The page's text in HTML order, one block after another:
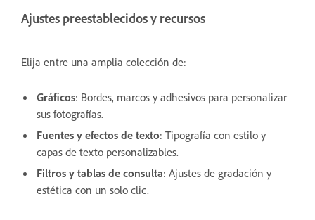
Ajustes preestablecidos y recursos
Elija entre una amplia colección de:
Gráficos: Bordes, marcos y adhesivos para personalizar
sus fotografías.
Fuentes y efectos de texto: Tipografía con estilo y
capas de texto personalizables.
Filtros y tablas de consulta: Ajustes de gradación y
estética con un solo clic.